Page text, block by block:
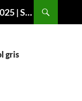
Chandal Atletico de Madrid 2024 2025 | SuperVigo
gris